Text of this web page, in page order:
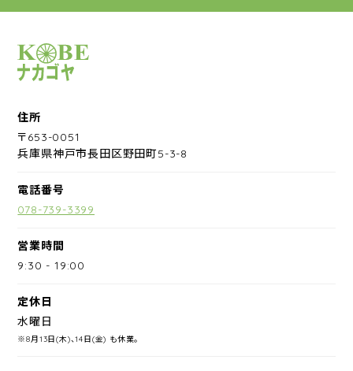
サイクルショップナカゴヤ
住所
〒653-0051
兵庫県神戸市長田区野田町5-3-8
電話番号
078-739-3399
営業時間
9:30 -19:00
定休日
水曜日
※8月13日(木)、14日(金) も休業。